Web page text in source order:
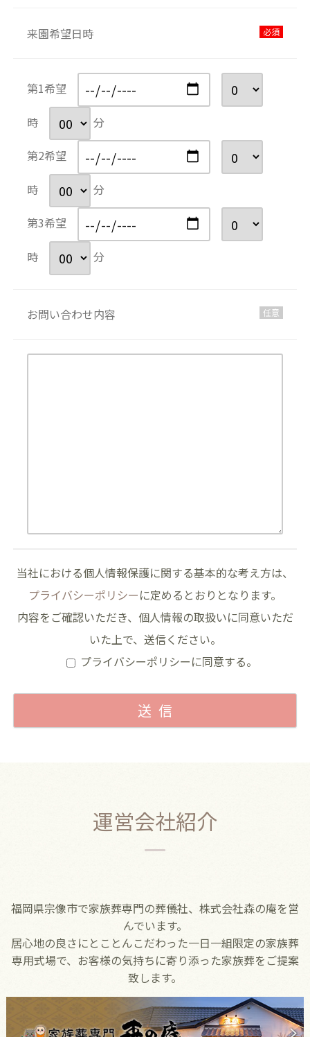
来園希望日時 必須
第1希望
時 分
第2希望
時 分
第3希望
時 分
お問い合わせ内容 任意
当社における個人情報保護に関する基本的な考え方は、
プライバシーポリシーに定めるとおりとなります。
内容をご確認いただき、個人情報の取扱いに同意いただ
いた上で、送信ください。
プライバシーポリシーに同意する。
運営会社紹介
福岡県宗像市で家族葬専門の葬儀社、株式会社森の庵を営
んでいます。
居心地の良さにとことんこだわった一日一組限定の家族葬
専用式場で、お客様の気持ちに寄り添った家族葬をご提案
致します。